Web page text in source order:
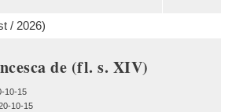
/ 2026)
de (fl. s. XIV)
10-15
10-15